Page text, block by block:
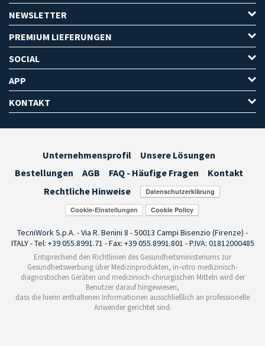
NEWSLETTER
PREMIUM LIEFERUNGEN
SOCIAL
APP
KONTAKT
Unternehmensprofil
Unsere Lösungen
Bestellungen
AGB FAQ - Häufige Fragen
Kontakt
Rechtliche Hinweise
Cookie-Einstellungen
TecniWork S.p.A. - Via R. Benini 8 - 50013 Campi Bisenzio (Firenze) -
ITALY - Tel: +39 055.8991.71 - Fax: +39 055.8991.801 - P.IVA: 01812000485
Entsprechend den Richtlinien des Gesundheitsministeriums zur
Gesundheitswerbung über Medizinprodukten, in-vitro medizinisch-
diagnostischen Geräten und medizinisch-chirurgischen Mitteln wird der
Benutzer darauf hingewiesen,
dass die hierin enthaltenen Informationen ausschließlich an professionelle
Anwender gerichtet sind.